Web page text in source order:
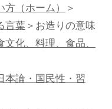
方（ホーム）＞
言葉＞お造りの意味
文化、料理、食品、
本論・国民性・習